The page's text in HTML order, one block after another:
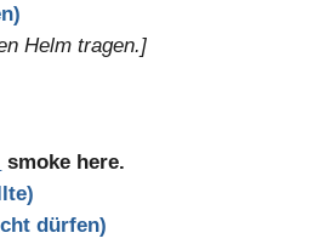
Helm tragen.]
smoke here.
dürfen)